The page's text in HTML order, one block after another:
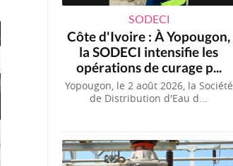
SODECI
Côte d'Ivoire : À Yopougon,
la SODECI intensifie les
opérations de curage p...
Yopougon, le 2 août 2026, la Société
de Distribution d'Eau d...